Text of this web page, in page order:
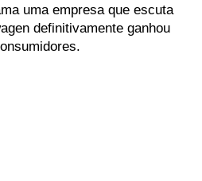
uma empresa que escuta
definitivamente ganhou